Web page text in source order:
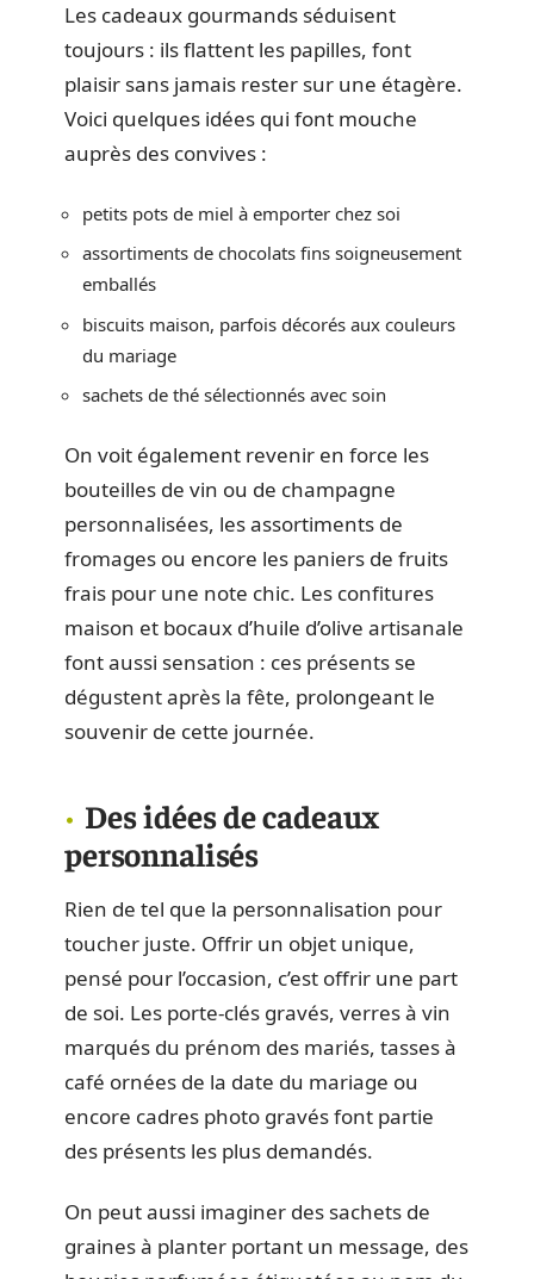
Les cadeaux gourmands séduisent
toujours : ils flattent les papilles, font
plaisir sans jamais rester sur une étagère.
Voici quelques idées qui font mouche
auprès des convives :
petits pots de miel à emporter chez soi
assortiments de chocolats fins soigneusement
emballés
biscuits maison, parfois décorés aux couleurs
du mariage
sachets de thé sélectionnés avec soin
On voit également revenir en force les
bouteilles de vin ou de champagne
personnalisées, les assortiments de
fromages ou encore les paniers de fruits
frais pour une note chic. Les confitures
maison et bocaux d’huile d’olive artisanale
font aussi sensation : ces présents se
dégustent après la fête, prolongeant le
souvenir de cette journée.
Des idées de cadeaux
personnalisés
Rien de tel que la personnalisation pour
toucher juste. Offrir un objet unique,
pensé pour l’occasion, c’est offrir une part
de soi. Les porte-clés gravés, verres à vin
marqués du prénom des mariés, tasses à
café ornées de la date du mariage ou
encore cadres photo gravés font partie
des présents les plus demandés.
On peut aussi imaginer des sachets de
graines à planter portant un message, des